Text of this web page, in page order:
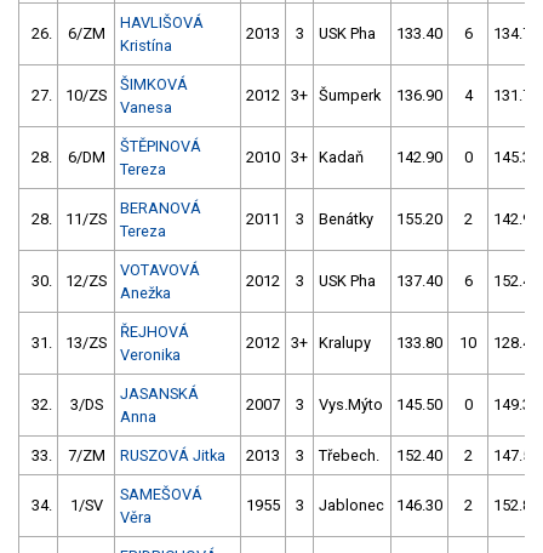
26. 6/ZM
HAVLIŠOVÁ
Kristína
2013 3 USK Pha 133.40 6 134.70
27. 10/ZS
ŠIMKOVÁ
Vanesa
2012 3+ Šumperk 136.90 4 131.70
28. 6/DM
ŠTĚPINOVÁ
Tereza
2010 3+ Kadaň 142.90 0 145.30
28. 11/ZS
BERANOVÁ
Tereza
2011 3 Benátky 155.20 2 142.90
30. 12/ZS
VOTAVOVÁ
Anežka
2012 3 USK Pha 137.40 6 152.40
31. 13/ZS
ŘEJHOVÁ
Veronika
2012 3+ Kralupy 133.80 10 128.40
32. 3/DS
JASANSKÁ
Anna
2007 3 Vys.Mýto 145.50 0 149.30
33. 7/ZM RUSZOVÁ Jitka 2013 3 Třebech. 152.40 2 147.50
34. 1/SV
SAMEŠOVÁ
Věra
1955 3 Jablonec 146.30 2 152.80